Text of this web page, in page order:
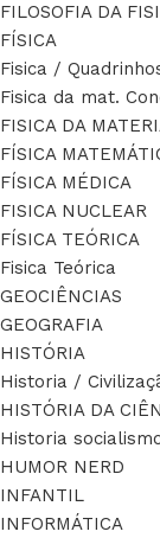
FILOSOFIA DA
FÍSICA
Fisica /
Fisica da mat.
FISICA DA
FÍSICA
FÍSICA MÉDICA
FISICA NUCLEAR
FÍSICA TEÓRICA
Fisica Teórica
GEOCIÊNCIAS
GEOGRAFIA
HISTÓRIA
Historia /
HISTÓRIA DA
Historia
HUMOR NERD
INFANTIL
INFORMÁTICA